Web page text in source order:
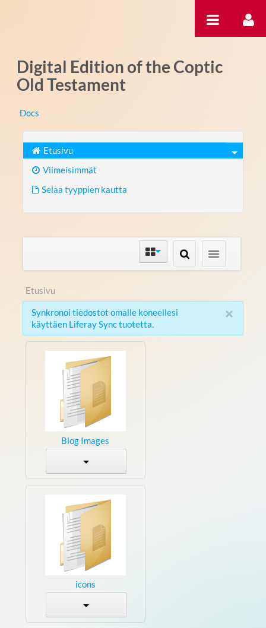
Digital Edition of the Coptic
Old Testament
Docs
Etusivu
Viimeisimmät
Selaa tyyppien kautta
Etusivu
×
Synkronoi tiedostot omalle koneellesi
käyttäen Liferay Sync tuotetta.
Blog Images
icons